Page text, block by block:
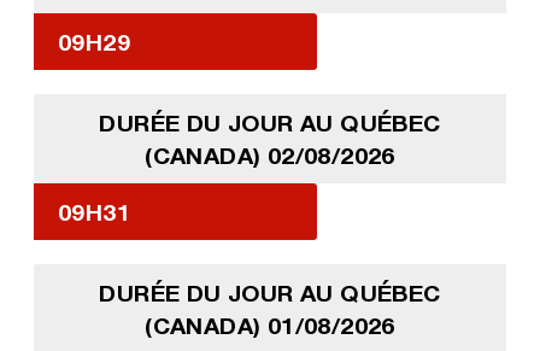
09H29
DURÉE DU JOUR AU QUÉBEC
(CANADA) 02/08/2026
09H31
DURÉE DU JOUR AU QUÉBEC
(CANADA) 01/08/2026